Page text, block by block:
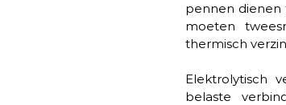
pennen dienen
moeten
thermisch
Elektrolytisch
belaste